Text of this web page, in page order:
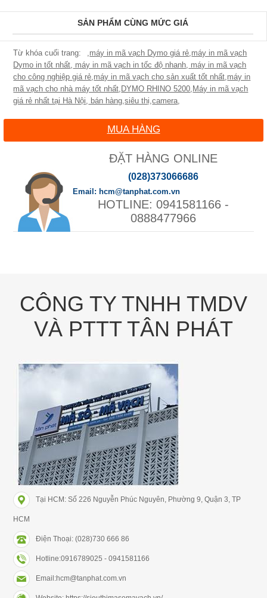
SẢN PHẨM CÙNG MỨC GIÁ
,máy in mã vạch Dymo giá rẻ,máy in mã vạch
Dymo in tốt nhất, máy in mã vạch in tốc độ nhanh, máy in mã vạch
cho công nghiệp giá rẻ,máy in mã vạch cho sản xuất tốt nhất,máy in
mã vạch cho nhà máy tốt nhất, DYMO RHINO 5200, Máy in mã vạch
giá rẻ nhất tại Hà Nội, bán hàng,siêu thị,camera,
MUA HÀNG
ĐẶT HÀNG ONLINE
(028)373066686
0941581166 -
0888477966
hcm@tanphat.com.vn
CÔNG TY TNHH TMDV
VÀ PTTT TÂN PHÁT
Tại HCM: Số 226 Nguyễn Phúc Nguyên, Phường 9, Quận 3, TP
HCM
Điện Thoại: (028)730 666 86
Hotline:0916789025 - 0941581166
Email:hcm@tanphat.com.vn